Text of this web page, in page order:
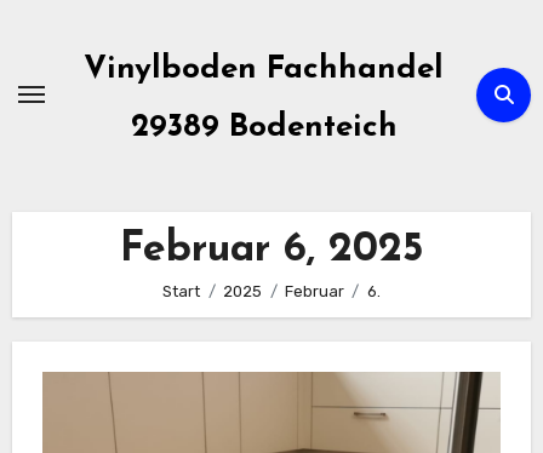
springen
Vinylboden Fachhandel
29389 Bodenteich
Februar 6, 2025
Start 2025 Februar 6.